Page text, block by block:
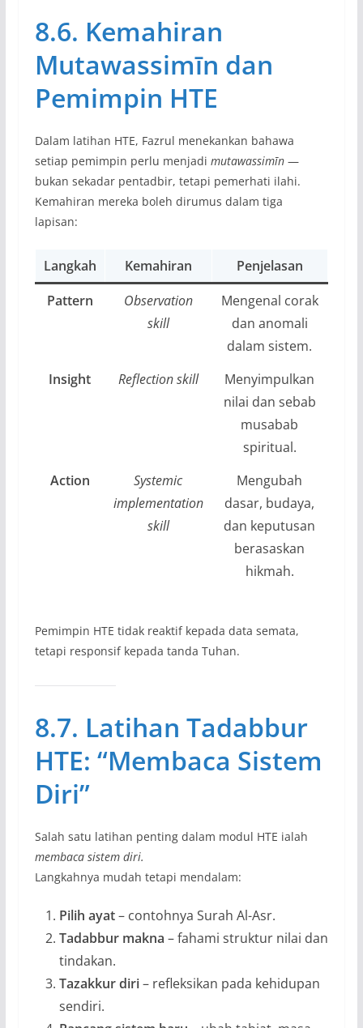
8.6. Kemahiran
Mutawassimīn dan
Pemimpin HTE
Dalam latihan HTE, Fazrul menekankan bahawa
setiap pemimpin perlu menjadi mutawassimīn—
bukan sekadar pentadbir, tetapi pemerhati ilahi.
Kemahiran mereka boleh dirumus dalam tiga
lapisan:
Langkah Kemahiran
Penjelasan
Pattern
Observation
skill
Mengenal corak
dan anomali
dalam sistem.
Insight
Reflection skill
Menyimpulkan
nilai dan sebab
musabab
spiritual.
Action
Systemic
implementation
skill
Mengubah
dasar, budaya,
dan keputusan
berasaskan
hikmah.
Pemimpin HTE tidak reaktif kepada data semata,
tetapi responsif kepada tanda Tuhan.
8.7. Latihan Tadabbur
HTE: “Membaca Sistem
Diri”
Salah satu latihan penting dalam modul HTE ialah
membaca sistem diri.
Langkahnya mudah tetapi mendalam:
Pilih ayat– contohnya Surah Al-Asr.
Tadabbur makna – fahami struktur nilai dan
tindakan.
Tazakkur diri– refleksikan pada kehidupan
sendiri.